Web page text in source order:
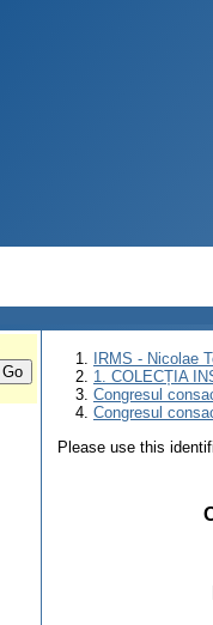
IRMS - Nicolae
1. COLECȚIA
Congresul
Congresul
Please use this